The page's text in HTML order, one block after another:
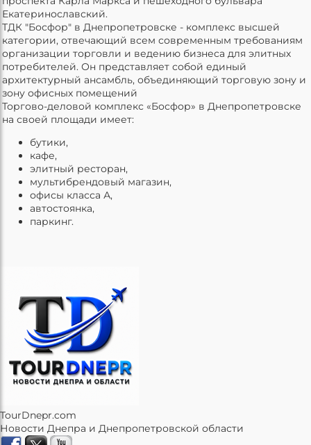
Екатеринославский.
ТДК "Босфор" в Днепропетровске - комплекс высшей
категории, отвечающий всем современным требованиям
организации торговли и ведению бизнеса для элитных
потребителей. Он представляет собой единый
архитектурный ансамбль, объединяющий торговую зону и
зону офисных помещений
Торгово-деловой комплекс «Босфор» в Днепропетровске
на своей площади имеет:
бутики,
кафе,
элитный ресторан,
мультибрендовый магазин,
офисы класса А,
автостоянка,
паркинг.
TourDnepr.com
Новости Днепра и Днепропетровской области